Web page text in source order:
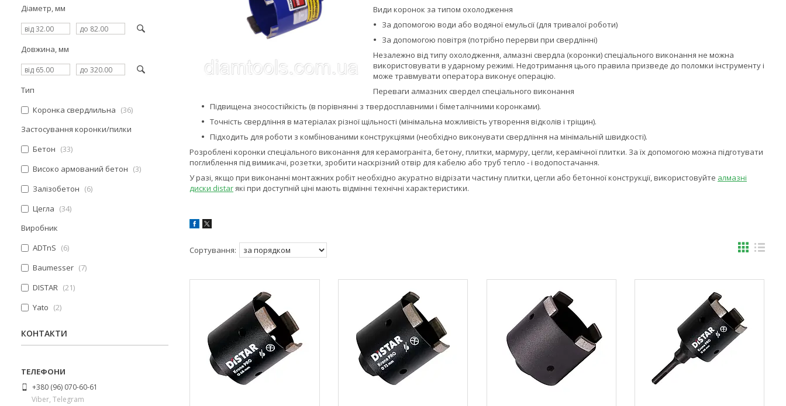
Види коронок за типом охолодження
За допомогою води або водяної емульсії (для тривалої роботи)
За допомогою повітря (потрібно перерви при свердлінні)
Незалежно від типу охолодження, алмазні свердла (коронки) спеціального виконання не можна
використовувати в ударному режимі. Недотримання цього правила призведе до поломки інструменту і
може травмувати оператора виконує операцію.
Переваги алмазних свердел спеціального виконання
Підвищена зносостійкість (в порівнянні з твердосплавними і біметалічними коронками).
Точність свердління в матеріалах різної щільності (мінімальна можливість утворення відколів і тріщин).
Підходить для роботи з комбінованими конструкціями (необхідно виконувати свердління на мінімальній швидкості).
Розроблені коронки спеціального виконання для керамограніта, бетону, плитки, мармуру, цегли, керамічної плитки. За їх допомогою можна підготувати
поглиблення під вимикачі, розетки, зробити наскрізний отвір для кабелю або труб тепло - і водопостачання.
У разі, якщо при виконанні монтажних робіт необхідно акуратно відрізати частину плитки, цегли або бетонної конструкції, використовуйте алмазні
диски distarякі при доступній ціні мають відмінні технічні характеристики.
Діаметр, мм
Довжина, мм
Тип
Коронка свердлильна
36
Застосування коронки/пилки
Бетон
33
Високо армований бетон
3
Залізобетон
6
Цегла
34
Виробник
ADTnS
6
Baumesser
7
DISTAR
21
Yato
2
КОНТАКТИ
+380 (96) 070-60-61
Viber, Telegram